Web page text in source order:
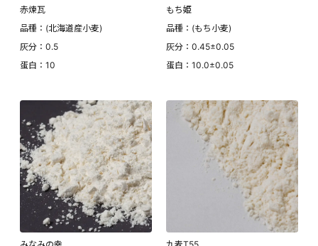
赤煉瓦
品種：(北海道産小麦)
灰分：0.5
蛋白：10
もち姫
品種：(もち小麦)
灰分：0.45±0.05
蛋白：10.0±0.05